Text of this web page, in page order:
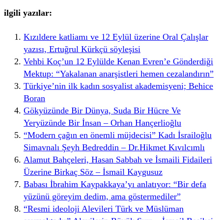
ilgili yazılar:
Kızıldere katliamı ve 12 Eylül üzerine Oral Çalışlar
yazısı, Ertuğrul Kürkçü söyleşisi
Vehbi Koç’un 12 Eylülde Kenan Evren’e Gönderdiği
Mektup: “Yakalanan anarşistleri hemen cezalandırın”
Türkiye’nin ilk kadın sosyalist akademisyeni; Behice
Boran
Gökyüzünde Bir Dünya, Suda Bir Hücre Ve
Yeryüzünde Bir İnsan – Orhan Hançerlioğlu
“Modern çağın en önemli müjdecisi” Kadı İsrailoğlu
Simavnalı Şeyh Bedreddin – Dr.Hikmet Kıvılcımlı
Alamut Bahçeleri, Hasan Sabbah ve İsmaili Fidaileri
Üzerine Birkaç Söz – İsmail Kaygusuz
Babası İbrahim Kaypakkaya’yı anlatıyor: “Bir defa
yüzünü göreyim dedim, ama göstermediler”
“Resmi ideoloji Alevileri Türk ve Müslüman